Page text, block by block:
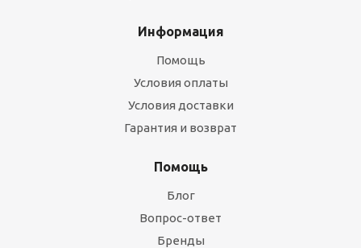
Информация
Помощь
Условия оплаты
Условия доставки
Гарантия и возврат
Помощь
Блог
Вопрос-ответ
Бренды